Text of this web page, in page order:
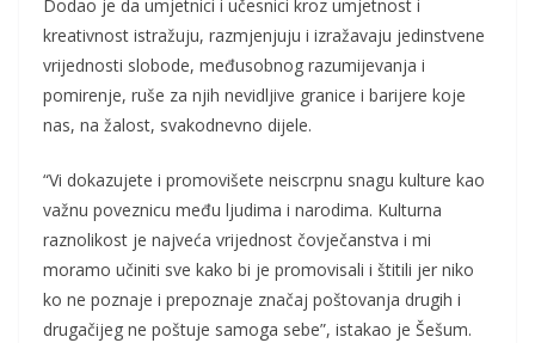
Dodao je da umjetnici i učesnici kroz umjetnost i
kreativnost istražuju, razmjenjuju i izražavaju jedinstvene
vrijednosti slobode, međusobnog razumijevanja i
pomirenje, ruše za njih nevidljive granice i barijere koje
nas, na žalost, svakodnevno dijele.
“Vi dokazujete i promovišete neiscrpnu snagu kulture kao
važnu poveznicu među ljudima i narodima. Kulturna
raznolikost je najveća vrijednost čovječanstva i mi
moramo učiniti sve kako bi je promovisali i štitili jer niko
ko ne poznaje i prepoznaje značaj poštovanja drugih i
drugačijeg ne poštuje samoga sebe”, istakao je Šešum.